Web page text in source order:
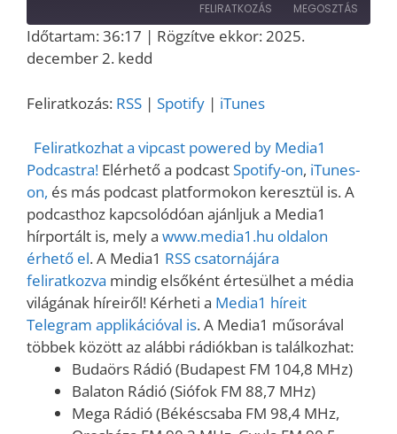
FELIRATKOZÁS MEGOSZTÁS
RSS
MEGOSZT
ÁS
LINK
Időtartam: 36:17 | Rögzítve ekkor: 2025.
december 2. kedd
Feliratkozás: RSS | Spotify | iTunes
Feliratkozhat a vipcast powered by Media1
Podcastra! Elérhető a podcastSpotify-on, iTunes-
on, és más podcast platformokon keresztül is. A
podcasthoz kapcsolódóan ajánljuk a Media1
hírportált is, mely a www.media1.hu oldalon
érhető el. A Media1 RSS csatornájára
feliratkozva mindig elsőként értesülhet a média
világának híreiről! Kérheti a Media1 híreit
Telegram applikációval is. A Media1 műsorával
többek között az alábbi rádiókban is találkozhat:
Budaörs Rádió (Budapest FM 104,8 MHz)
Balaton Rádió (Siófok FM 88,7 MHz)
Mega Rádió (Békéscsaba FM 98,4 MHz,